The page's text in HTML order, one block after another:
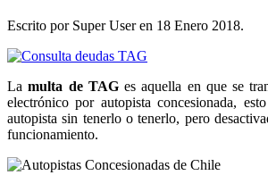
Escrito por Super User en 18 Enero 2018.
Lamulta de TAGes aquella en que se
electrónico por autopista concesionada,
autopista sin tenerlo o tenerlo, pero
funcionamiento.